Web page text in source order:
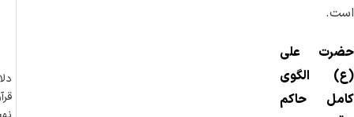
است.
حضرت علی
(ع) الگوی
کامل حاکم